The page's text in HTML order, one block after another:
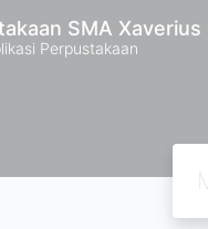
SMA Xaverius
Perpustakaan